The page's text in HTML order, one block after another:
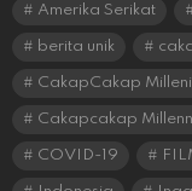
Amerika Serikat
berita unik
CakapCakap
Cakapcakap
COVID-19